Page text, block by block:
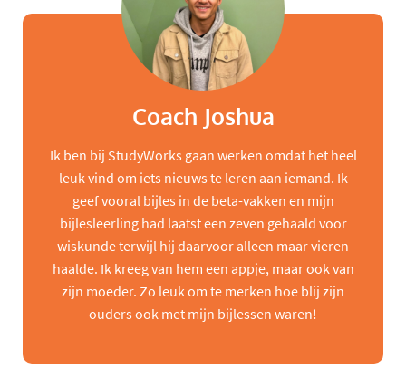
Coach Joshua
Ik ben bij StudyWorks gaan werken omdat het heel
leuk vind om iets nieuws te leren aan iemand. Ik
geef vooral bijles in de beta-vakken en mijn
bijlesleerling had laatst een zeven gehaald voor
wiskunde terwijl hij daarvoor alleen maar vieren
haalde. Ik kreeg van hem een appje, maar ook van
zijn moeder. Zo leuk om te merken hoe blij zijn
ouders ook met mijn bijlessen waren!